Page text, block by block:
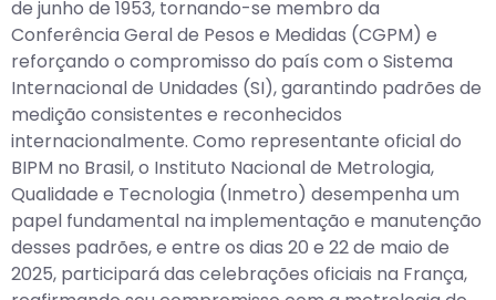
de junho de 1953, tornando-se membro da
Conferência Geral de Pesos e Medidas (CGPM) e
reforçando o compromisso do país com o Sistema
Internacional de Unidades (SI), garantindo padrões de
medição consistentes e reconhecidos
internacionalmente. Como representante oficial do
BIPM no Brasil, o Instituto Nacional de Metrologia,
Qualidade e Tecnologia (Inmetro) desempenha um
papel fundamental na implementação e manutenção
desses padrões, e entre os dias 20 e 22 de maio de
2025, participará das celebrações oficiais na França,